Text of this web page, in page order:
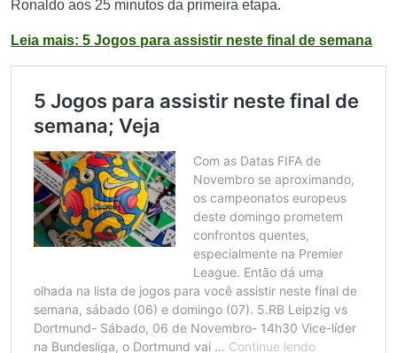
Ronaldo aos 25 minutos da primeira etapa.
Leia mais: 5 Jogos para assistir neste final de semana